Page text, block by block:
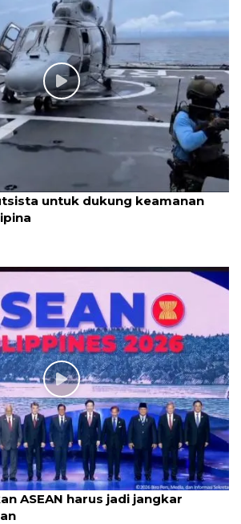
untuk dukung keamanan
ASEAN harus jadi jangkar